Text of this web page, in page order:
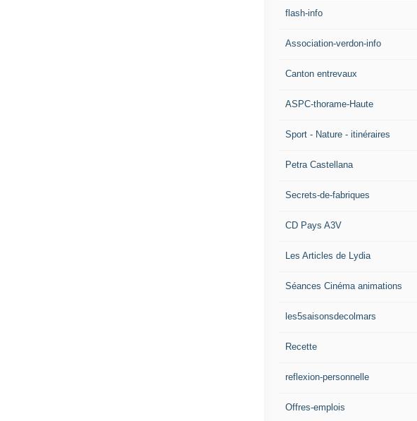
flash-info
Association-verdon-info
Canton entrevaux
ASPC-thorame-Haute
Sport - Nature - itinéraires
Petra Castellana
Secrets-de-fabriques
CD Pays A3V
Les Articles de Lydia
Séances Cinéma animations
les5saisonsdecolmars
Recette
reflexion-personnelle
Offres-emplois